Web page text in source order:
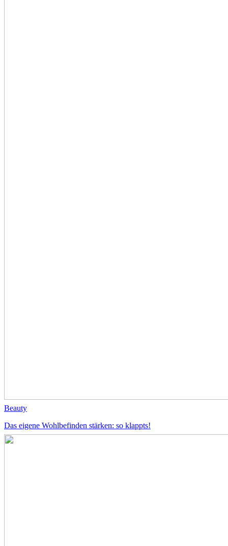
Beauty
Das eigene Wohlbefinden stärken: so klappts!